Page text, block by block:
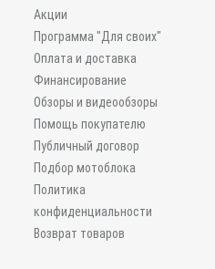
Акции
Программа "Для своих"
Оплата и доставка
Финансирование
Обзоры и видеообзоры
Помощь покупателю
Публичный договор
Подбор мотоблока
Политика
конфиденциальности
Возврат товаров